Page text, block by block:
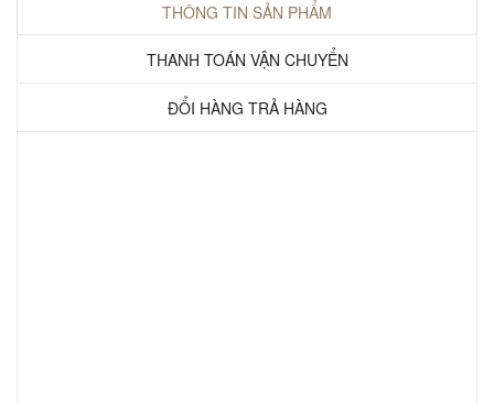
THÔNG TIN SẢN PHẨM
THANH TOÁN VẬN CHUYỂN
ĐỔI HÀNG TRẢ HÀNG